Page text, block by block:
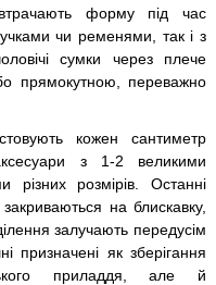
форму під час
чи ременями, так і з
сумки через плече
прямокутною, переважно
кожен сантиметр
з 1-2 великими
різних розмірів. Останні
на блискавку,
залучають передусім
призначені як зберігання
приладдя, але й